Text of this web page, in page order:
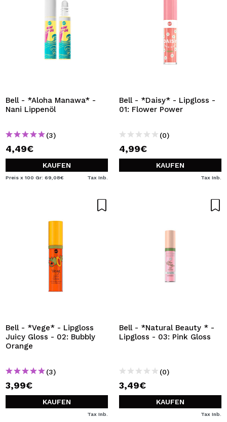
Bell - *Aloha Manawa* -
Nani Lippenöl
(3)
4,49€
KAUFEN
Preis x 100 Gr: 69,08€ Tax Inb.
Bell - *Daisy* - Lipgloss -
01: Flower Power
(0)
4,99€
KAUFEN
Tax Inb.
Bell - *Vege* - Lipgloss
Juicy Gloss - 02: Bubbly
Orange
(3)
3,99€
KAUFEN
Tax Inb.
Bell - *Natural Beauty * -
Lipgloss - 03: Pink Gloss
(0)
3,49€
KAUFEN
Tax Inb.